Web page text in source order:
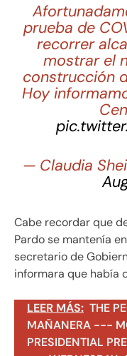
prueba de
recorrer
mostrar el
construcción
Hoy
— Claudia
Cabe recordar que
Pardo se mantenía
secretario de
informara que había
LEER MÁS: THE
MAÑANERA ---
PRESIDENTIAL